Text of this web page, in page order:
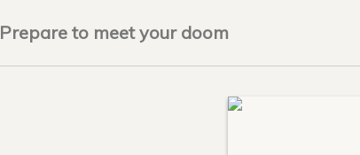
Prepare to meet your doom